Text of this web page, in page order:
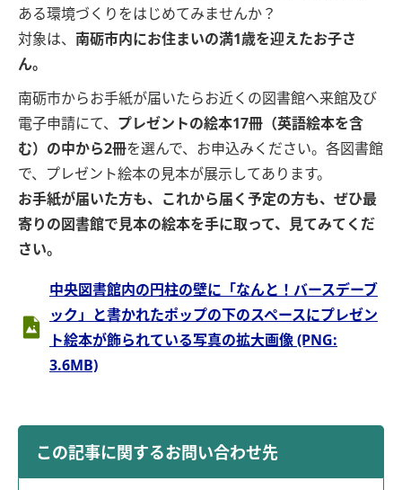
ある環境づくりをはじめてみませんか？
対象は、 南砺市内にお住まいの満1歳を迎えたお子さ
ん。
南砺市からお手紙が届いたらお近くの図書館へ来館及び
電子申請にて、 プレゼントの絵本17冊（英語絵本を含
む）の中から2冊を選んで、お申込みください。各図書館
で、プレゼント絵本の見本が展示してあります。
お手紙が届いた方も、これから届く予定の方も、ぜひ最
寄りの図書館で見本の絵本を手に取って、見てみてくだ
さい。
中央図書館内の円柱の壁に「なんと！バースデーブ
ック」と書かれたポップの下のスペースにプレゼン
ト絵本が飾られている写真の拡大画像 (PNG:
3.6MB)
この記事に関するお問い合わせ先